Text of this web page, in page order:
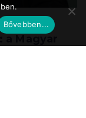
Bővebben...